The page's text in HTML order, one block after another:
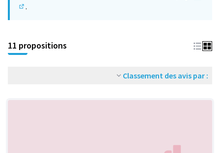
.
11 propositions
Classement des avis par :